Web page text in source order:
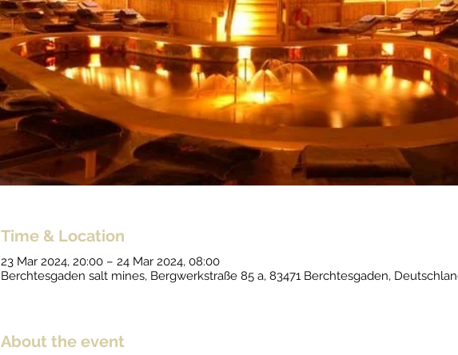
Time & Location
23 Mar 2024, 20:00 – 24 Mar 2024, 08:00
Berchtesgaden salt mines, Bergwerkstraße 85 a, 83471 Berchtesgaden,
About the event